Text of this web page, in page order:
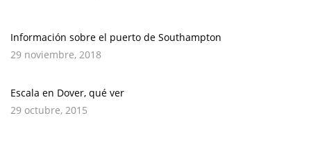
Información sobre el puerto de Southampton
29 noviembre, 2018
Escala en Dover, qué ver
29 octubre, 2015